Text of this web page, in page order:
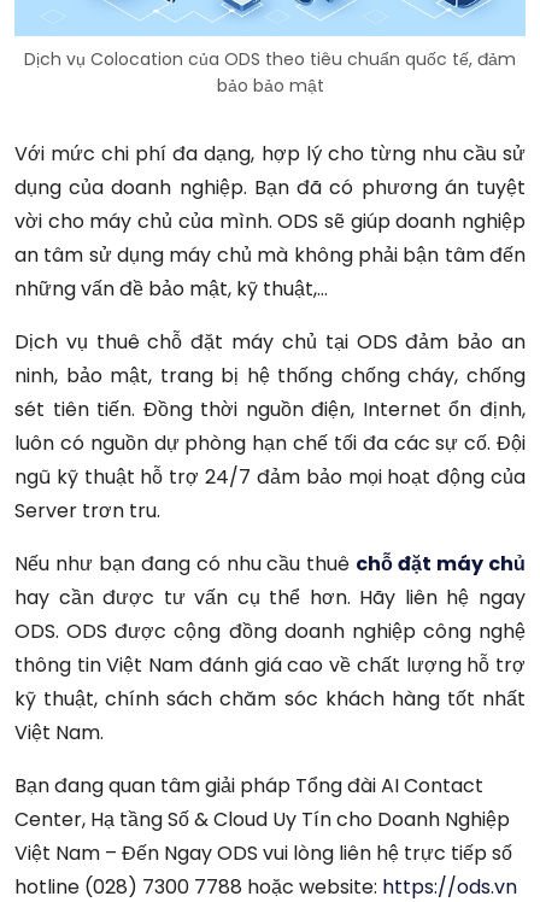
Dịch vụ Colocation của ODS theo tiêu chuẩn quốc tế, đảm
bảo bảo mật
Với mức chi phí đa dạng, hợp lý cho từng nhu cầu sử
dụng của doanh nghiệp. Bạn đã có phương án tuyệt
vời cho máy chủ của mình. ODS sẽ giúp doanh nghiệp
an tâm sử dụng máy chủ mà không phải bận tâm đến
những vấn đề bảo mật, kỹ thuật,…
Dịch vụ thuê chỗ đặt máy chủ tại ODS đảm bảo an
ninh, bảo mật, trang bị hệ thống chống cháy, chống
sét tiên tiến. Đồng thời nguồn điện, Internet ổn định,
luôn có nguồn dự phòng hạn chế tối đa các sự cố. Đội
ngũ kỹ thuật hỗ trợ 24/7 đảm bảo mọi hoạt động của
Server trơn tru.
Nếu như bạn đang có nhu cầu thuê chỗ đặt máy chủ
hay cần được tư vấn cụ thể hơn. Hãy liên hệ ngay
ODS. ODS được cộng đồng doanh nghiệp công nghệ
thông tin Việt Nam đánh giá cao về chất lượng hỗ trợ
kỹ thuật, chính sách chăm sóc khách hàng tốt nhất
Việt Nam.
Bạn đang quan tâm giải pháp Tổng đài AI Contact
Center, Hạ tầng Số & Cloud Uy Tín cho Doanh Nghiệp
Việt Nam – Đến Ngay ODS vui lòng liên hệ trực tiếp số
hotline (028) 7300 7788 hoặc website: https://ods.vn